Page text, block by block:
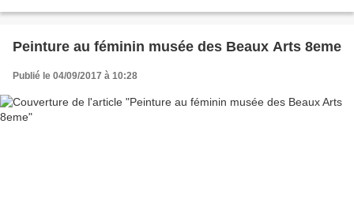
Peinture au féminin musée des Beaux Arts 8eme
Publié le 04/09/2017 à 10:28